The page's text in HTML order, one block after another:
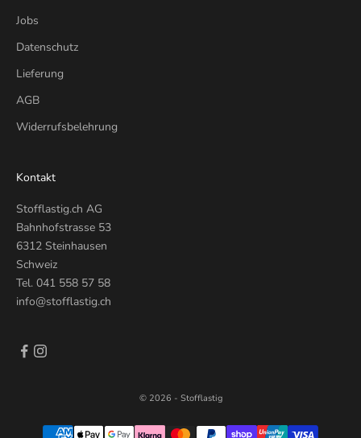
Jobs
Datenschutz
Lieferung
AGB
Widerrufsbelehrung
Kontakt
Stofflastig.ch AG
Bahnhofstrasse 53
6312 Steinhausen
Schweiz
Tel. 041 558 57 58
info@stofflastig.ch
© 2026 - Stofflastig